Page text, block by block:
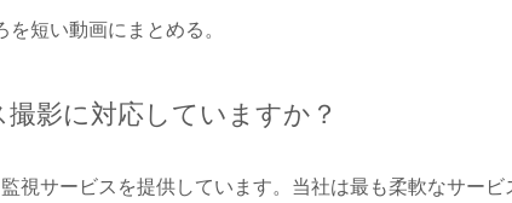
短い動画にまとめる。
影に対応していますか？
視サービスを提供しています。当社は最も柔軟なサー